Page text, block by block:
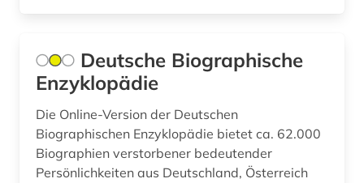
brandenburg (2)
buchdrucker (1)
buchgeschichte (1)
Deutsche Biographische
Enzyklopädie
Die Online-Version der Deutschen
Biographischen Enzyklopädie bietet ca. 62.000
Biographien verstorbener bedeutender
Persönlichkeiten aus Deutschland, Österreich